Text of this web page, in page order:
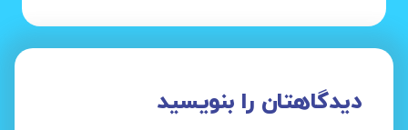
دیدگاهتان را بنویسید